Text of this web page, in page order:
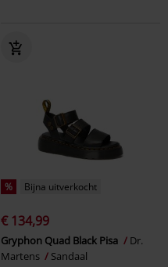
% Bijna uitverkocht
€ 134,99
Gryphon Quad Black Pisa
Dr.
Martens
Sandaal